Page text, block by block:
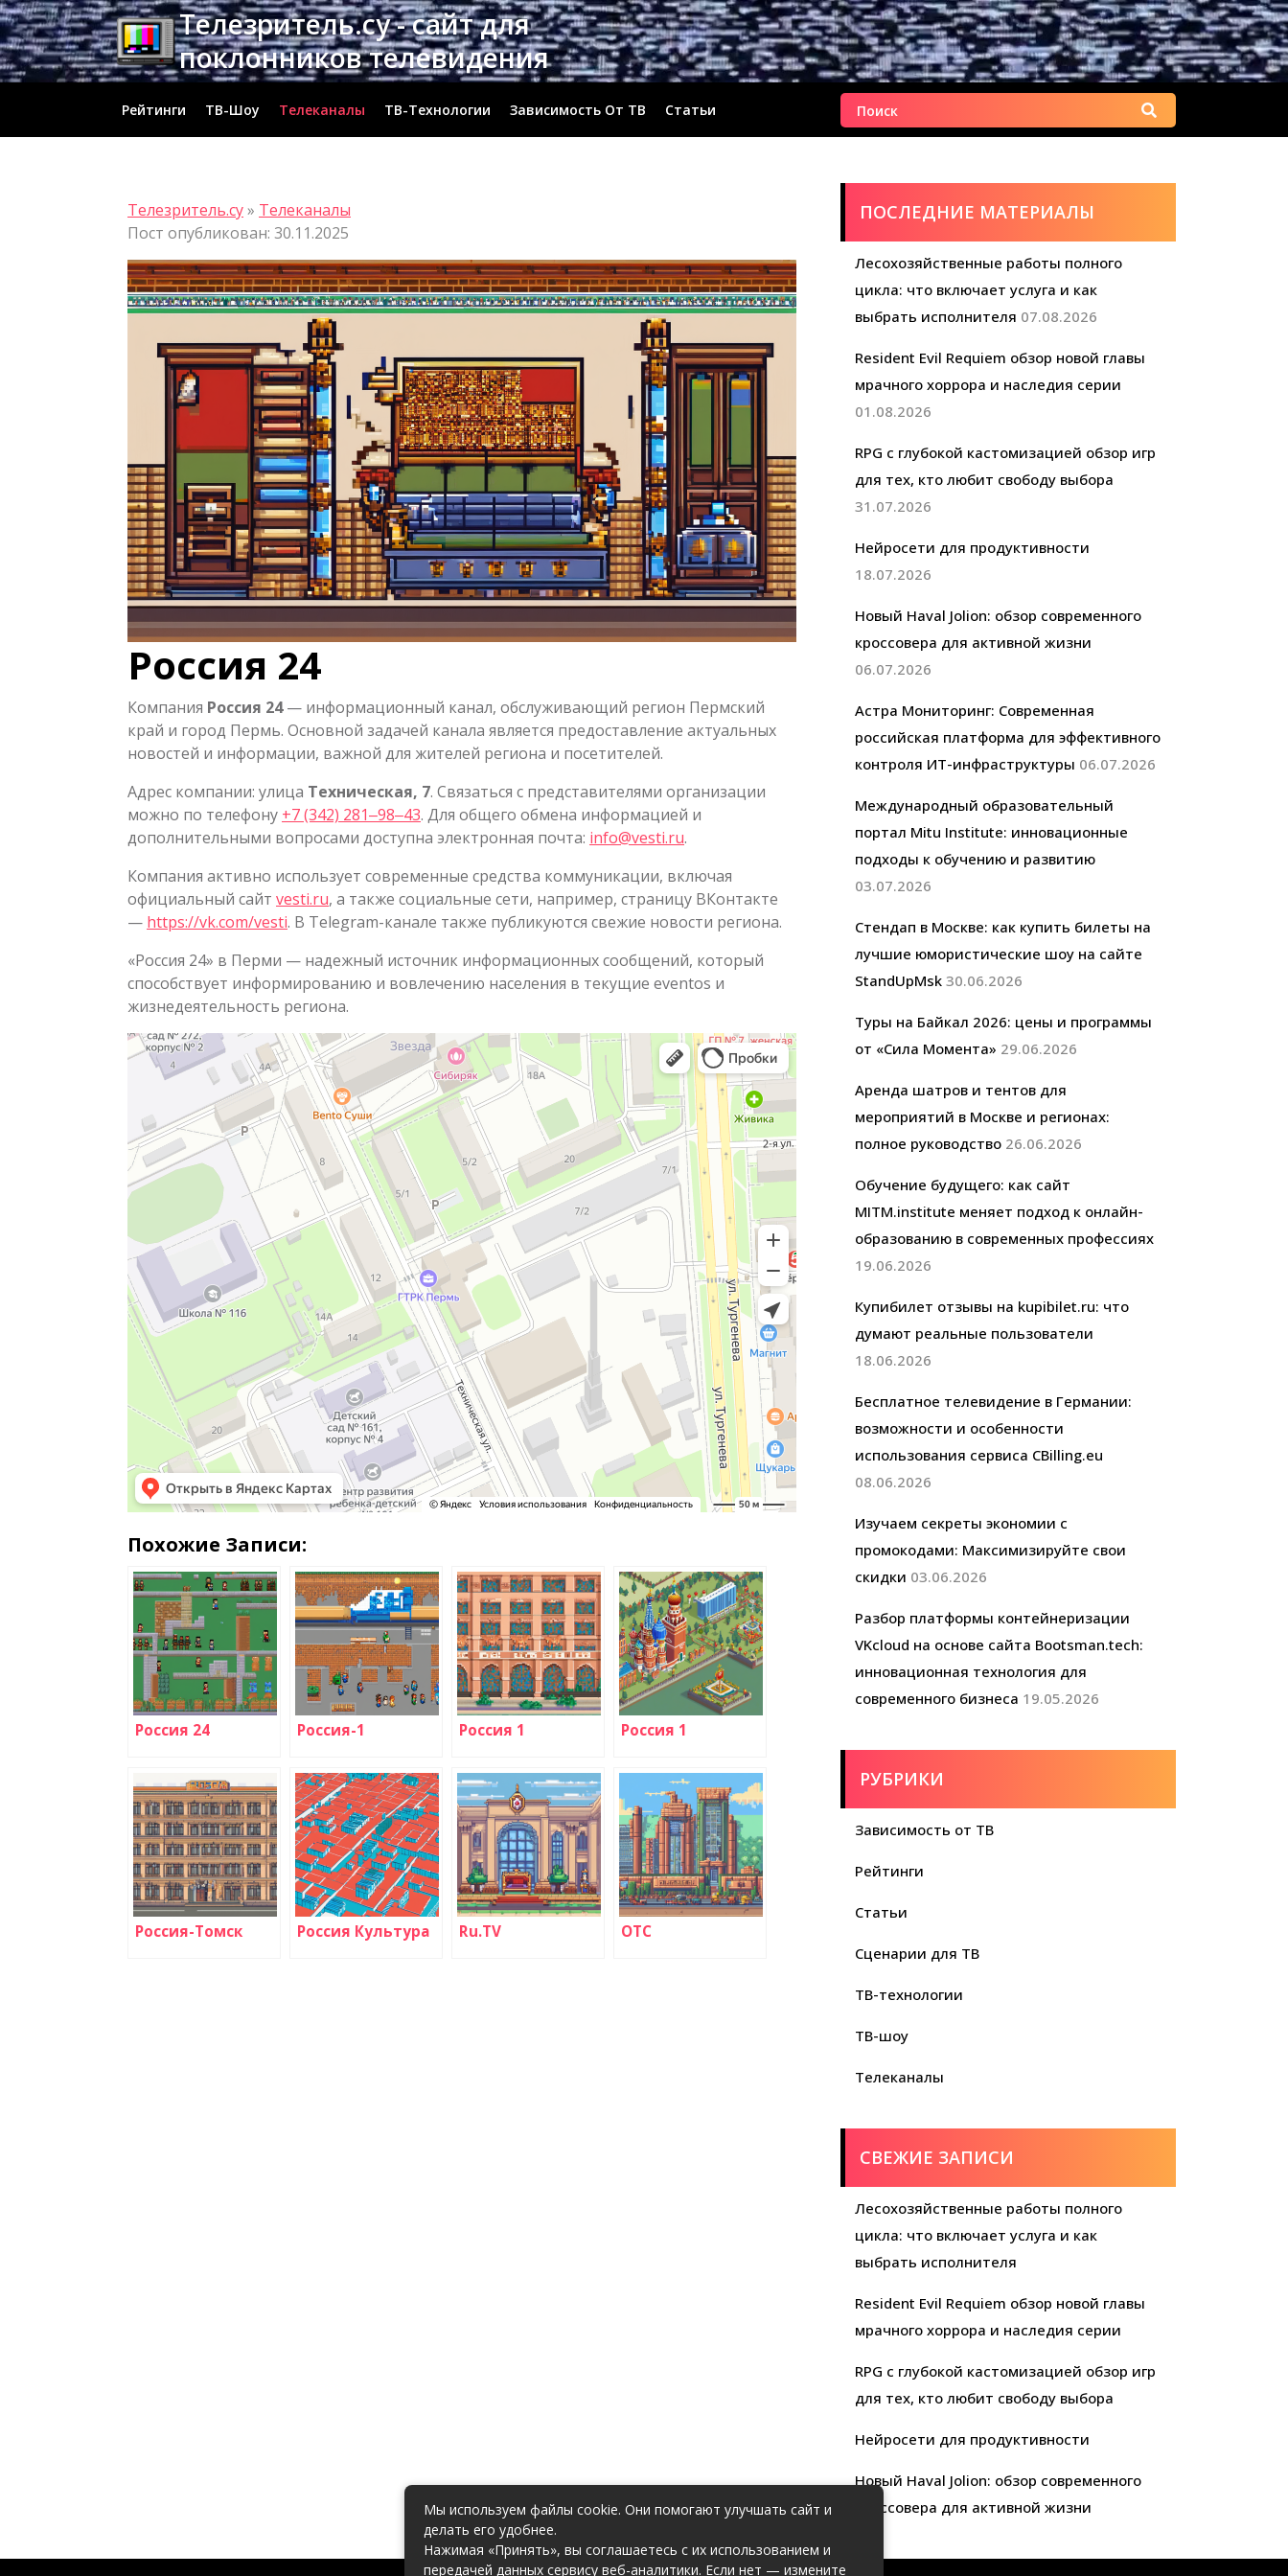
Перейти
к
содержимому
Телезритель.су - сайт для
поклонников телевидения
Рейтинги ТВ-Шоу Телеканалы ТВ-Технологии Зависимость От ТВ Статьи Найти:
Телезритель.су» Телеканалы
Пост опубликован: 30.11.2025
Россия 24
Компания Россия 24— информационный канал, обслуживающий регион Пермский
край и город Пермь. Основной задачей канала является предоставление актуальных
новостей и информации, важной для жителей региона и посетителей.
Адрес компании: улица Техническая, 7. Связаться с представителями организации
можно по телефону +7 (342) 281‒98‒43. Для общего обмена информацией и
дополнительными вопросами доступна электронная почта: info@vesti.ru.
Компания активно использует современные средства коммуникации, включая
официальный сайт vesti.ru, а также социальные сети, например, страницу ВКонтакте
— https://vk.com/vesti. В Telegram-канале также публикуются свежие новости региона.
«Россия 24» в Перми — надежный источник информационных сообщений, который
способствует информированию и вовлечению населения в текущие eventos и
жизнедеятельность региона.
Похожие Записи:
Россия 24 Россия-1 Россия 1 Россия 1
Россия-Томск Россия Культура Ru.TV ОТС
ПОСЛЕДНИЕ МАТЕРИАЛЫ
Лесохозяйственные работы полного
цикла: что включает услуга и как
выбрать исполнителя 07.08.2026
Resident Evil Requiem обзор новой главы
мрачного хоррора и наследия серии
01.08.2026
RPG с глубокой кастомизацией обзор игр
для тех, кто любит свободу выбора
31.07.2026
Нейросети для продуктивности
18.07.2026
Новый Haval Jolion: обзор современного
кроссовера для активной жизни
06.07.2026
Астра Мониторинг: Современная
российская платформа для эффективного
контроля ИТ-инфраструктуры 06.07.2026
Международный образовательный
портал Mitu Institute: инновационные
подходы к обучению и развитию
03.07.2026
Стендап в Москве: как купить билеты на
лучшие юмористические шоу на сайте
StandUpMsk 30.06.2026
Туры на Байкал 2026: цены и программы
от «Сила Момента» 29.06.2026
Аренда шатров и тентов для
мероприятий в Москве и регионах:
полное руководство 26.06.2026
Обучение будущего: как сайт
MITM.institute меняет подход к онлайн-
образованию в современных профессиях
19.06.2026
Купибилет отзывы на kupibilet.ru: что
думают реальные пользователи
18.06.2026
Бесплатное телевидение в Германии:
возможности и особенности
использования сервиса CBilling.eu
08.06.2026
Изучаем секреты экономии с
промокодами: Максимизируйте свои
скидки 03.06.2026
Разбор платформы контейнеризации
VKcloud на основе сайта Bootsman.tech:
инновационная технология для
современного бизнеса 19.05.2026
РУБРИКИ
Зависимость от ТВ
Рейтинги
Статьи
Сценарии для ТВ
ТВ-технологии
ТВ-шоу
Телеканалы
СВЕЖИЕ ЗАПИСИ
Лесохозяйственные работы полного
цикла: что включает услуга и как
выбрать исполнителя
Resident Evil Requiem обзор новой главы
мрачного хоррора и наследия серии
RPG с глубокой кастомизацией обзор игр
для тех, кто любит свободу выбора
Нейросети для продуктивности
Новый Haval Jolion: обзор современного
кроссовера для активной жизни
Мы используем файлы cookie. Они помогают улучшать сайт и
делать его удобнее.
Нажимая «Принять», вы соглашаетесь с их использованием и
передачей данных сервису веб-аналитики. Если нет — измените